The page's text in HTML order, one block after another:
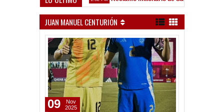
JUAN MANUEL CENTURIÓN
09
Nov
2025